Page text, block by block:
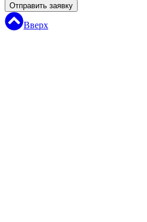
Отправить заявку
Вверх